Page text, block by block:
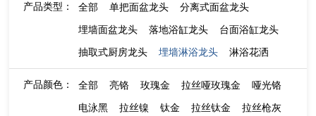
产品类型： 全部 单把面盆龙头
分离式面盆龙头
埋墙面盆龙头
落地浴缸龙头
台面浴缸龙头
抽取式厨房龙头
埋墙淋浴龙头 淋浴花洒
产品颜色： 全部 亮铬 玫瑰金 拉丝哑玫瑰金
哑光铬
电泳黑
拉丝镍 钛金 拉丝钛金
拉丝枪灰